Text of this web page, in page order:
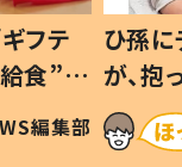
フテ
食”を
の親
編集部
ひ孫
が、
「涙が
い」